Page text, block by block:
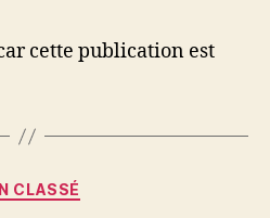
cette publication est
Catégories
CLASSÉ